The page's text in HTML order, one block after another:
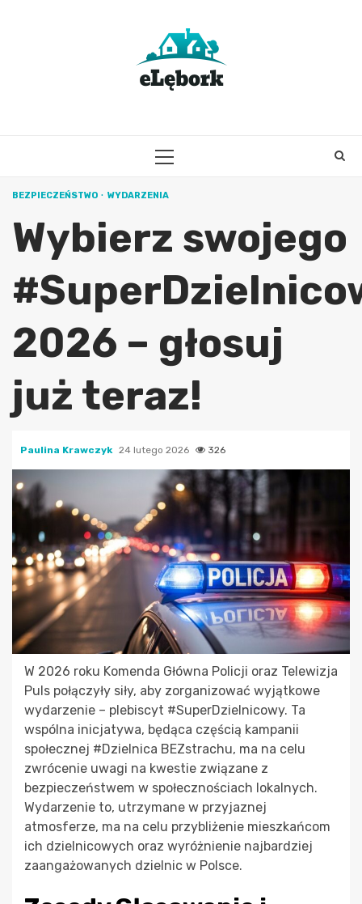
PRIMARY
BEZPIECZEŃSTWO WYDARZENIA
Wybierz swojego
2026 – głosuj
już teraz!
Paulina Krawczyk 24 lutego 2026 326
W 2026 roku Komenda Główna Policji oraz Telewizja
Puls połączyły siły, aby zorganizować wyjątkowe
wydarzenie – plebiscyt #SuperDzielnicowy. Ta
wspólna inicjatywa, będąca częścią kampanii
społecznej #Dzielnica BEZstrachu, ma na celu
zwrócenie uwagi na kwestie związane z
bezpieczeństwem w społecznościach lokalnych.
Wydarzenie to, utrzymane w przyjaznej
atmosferze, ma na celu przybliżenie mieszkańcom
ich dzielnicowych oraz wyróżnienie najbardziej
zaangażowanych dzielnic w Polsce.